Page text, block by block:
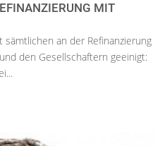
MIT
sämtlichen an der Refinanzierung
den Gesellschaftern geeinigt: